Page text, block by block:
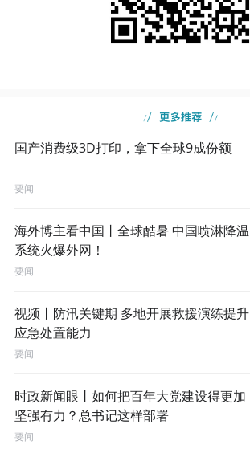
国产消费级3D打印，拿下全球9成份额
要闻
海外博主看中国丨全球酷暑 中国喷淋降温
系统火爆外网！
要闻
视频丨防汛关键期 多地开展救援演练提升
应急处置能力
要闻
时政新闻眼丨如何把百年大党建设得更加
坚强有力？总书记这样部署
要闻